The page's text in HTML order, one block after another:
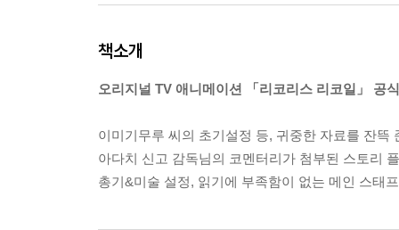
책소개
오리지널 TV 애니메이션 「리코리스 리코일」 공
이미기무루 씨의 초기설정 등, 귀중한 자료를 잔뜩
아다치 신고 감독님의 코멘터리가 첨부된 스토리
총기&미술 설정, 읽기에 부족함이 없는 메인 스태